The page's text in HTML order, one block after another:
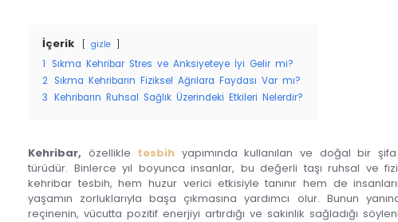
İçerik gizle
1 Sıkma Kehribar Stres ve Anksiyeteye İyi Gelir mi?
2 Sıkma Kehribarın Fiziksel Ağrılara Faydası Var mı?
3 Kehribarın Ruhsal Sağlık Üzerindeki Etkileri Nelerdir?
Kehribar, özellikle tesbih yapımında kullanılan ve doğal bir
türüdür. Binlerce yıl boyunca insanlar, bu değerli taşı ruhsal ve
kehribar tesbih, hem huzur verici etkisiyle tanınır hem de
yaşamın zorluklarıyla başa çıkmasına yardımcı olur. Bunun
reçinenin, vücutta pozitif enerjiyi artırdığı ve sakinlik sağladığı